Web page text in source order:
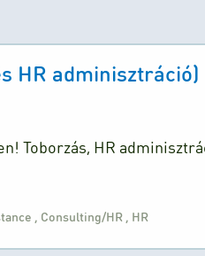
HR adminisztráció)
Toborzás, HR
Consulting/HR HR